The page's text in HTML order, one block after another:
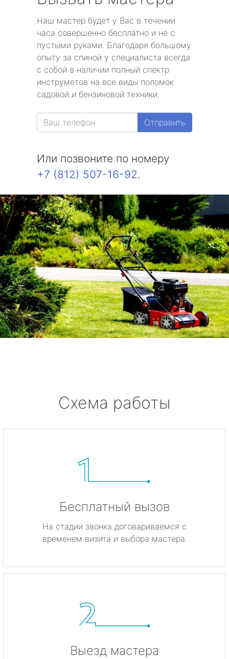
Наш мастер будет у Вас в течении
часа совершенно бесплатно и не с
пустыми руками. Благодаря большому
опыту за спиной у специалиста всегда
с собой в наличии полный спектр
инструметов на все виды поломок
садовой и бензиновой техники.
Отправить
Или позвоните по номеру
+7 (812) 507-16-92.
Схема работы
Бесплатный вызов
На стадии звонка договариваемся с
временем визита и выбора мастера.
Выезд мастера